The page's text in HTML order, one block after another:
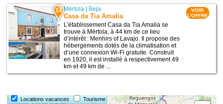
14 Mértola Beja
Casa da Tia Amalia
L’établissement Casa da Tia Amalia se
trouve à Mértola, à 44 km de ce lieu
d’intérêt : Menhirs of Lavajo. Il propose des
hébergements dotés de la climatisation et
d’une connexion Wi-Fi gratuite. Construit
en 1920, il est installé à respectivement 49
km et 49 km de ...
VOIR
L'OFFRE
Locations vacances Tourisme